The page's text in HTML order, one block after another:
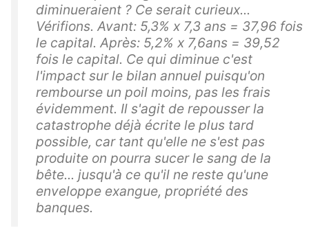
diminueraient ? Ce serait curieux...
Vérifions. Avant: 5,3% x 7,3 ans = 37,96 fois
le capital. Après: 5,2% x 7,6ans = 39,52
fois le capital. Ce qui diminue c'est
l'impact sur le bilan annuel puisqu'on
rembourse un poil moins, pas les frais
évidemment. Il s'agit de repousser la
catastrophe déjà écrite le plus tard
possible, car tant qu'elle ne s'est pas
produite on pourra sucer le sang de la
bête... jusqu'à ce qu'il ne reste qu'une
enveloppe exangue, propriété des
banques.